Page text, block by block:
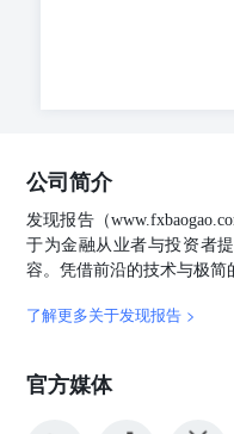
公司简介
发现报告（
于为金融从业者与投资者
容。凭借前沿的技术与极简
了解更多关于发现报告 >
官方媒体